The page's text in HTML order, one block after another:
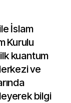
İslam
Kurulu
kuantum
ve
bilgi